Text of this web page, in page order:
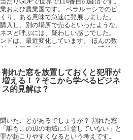
および農業国です。 ベラルーシでのビ
り、ある意味で急速に発展しました。
入し、別の場所で売るといったような、
スと呼ぶには、疑わしい感じでした。
ドは、最近変化しています。 ほんの数
、オフラインでした。 しかし、時代は
割れた窓を放置しておくと犯罪が
増える！？そこから学べるビジネ
ス的見解は？
いたことがあるでしょうか？ 割れた窓
誰もこの辺の地域に注意していない」と
が起こりやすくなるという考えです。